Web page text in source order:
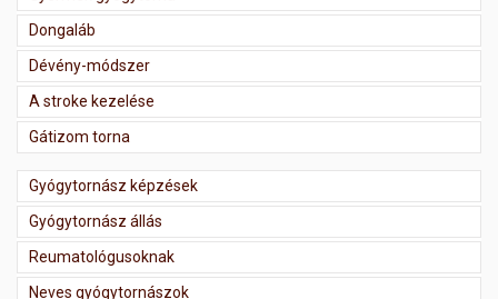
Dongaláb
Dévény-módszer
A stroke kezelése
Gátizom torna
Gyógytornász képzések
Gyógytornász állás
Reumatológusoknak
Neves gyógytornászok